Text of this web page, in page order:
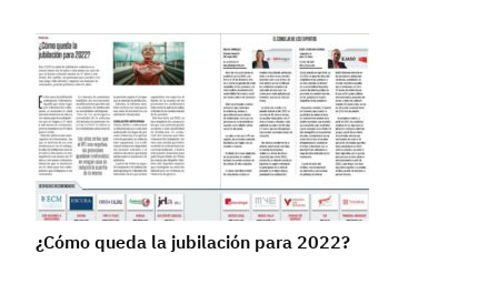
¿Cómo queda la jubilación para 2022?